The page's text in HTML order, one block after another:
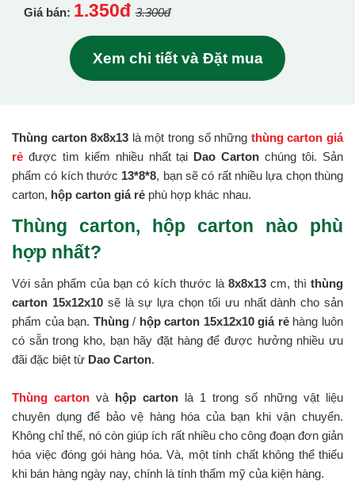
Giá bán: 1.350đ 3.300đ
Xem chi tiết và Đặt mua
Thùng carton 8x8x13 là một trong số những thùng carton giá
rẻ được tìm kiếm nhiều nhất tại Dao Carton chúng tôi. Sản
phẩm có kích thước 13*8*8, bạn sẽ có rất nhiều lựa chọn thùng
carton, hộp carton giá rẻ phù hợp khác nhau.
Thùng carton, hộp carton nào phù
hợp nhất?
Với sản phẩm của bạn có kích thước là 8x8x13 cm, thìthùng
carton 15x12x10sẽ là sự lựa chọn tối ưu nhất dành cho sản
phẩm của bạn. Thùng/ hộp carton 15x12x10 giá rẻhàng luôn
có sẵn trong kho, bạn hãy đặt hàng để được hưởng nhiều ưu
đãi đặc biệt từ Dao Carton.
Thùng carton và hộp carton là 1 trong số những vật liệu
chuyên dụng để bảo vệ hàng hóa của bạn khi vận chuyển.
Không chỉ thế, nó còn giúp ích rất nhiều cho công đoạn đơn giản
hóa việc đóng gói hàng hóa. Và, một tính chất không thể thiếu
khi bán hàng ngày nay, chính là tính thẩm mỹ của kiện hàng.